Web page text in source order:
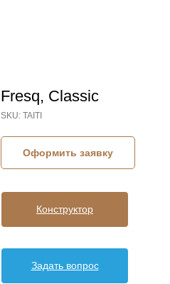
Fresq, Classic
SKU: TAITI
Оформить заявку
Конструктор
Задать вопрос